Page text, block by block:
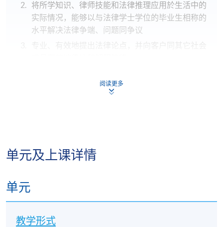
将所学知识、律师技能和法律推理应用於生活中的
实际情况，能够以与法律学士学位的毕业生相称的
水平解决法律争端、问题同争议
够阅读复杂的法律著作及精确地概括和总结论点;
报名代码
阅读更多
单元及上课详情
单元
教学形式